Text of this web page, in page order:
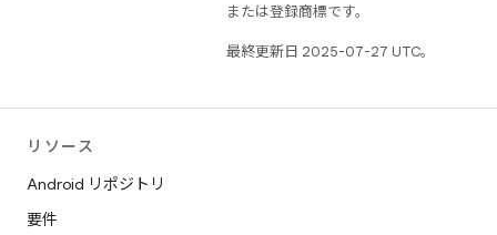
または登録商標です。
最終更新日 2025-07-27 UTC。
リソース
Android リポジトリ
要件